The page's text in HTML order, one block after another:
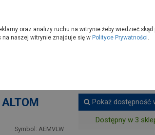
posiłków
Symbol: AEMVLW
Pokaż dostępność
Dostępny w 3
oraz analizy ruchu na witrynie żeby wiedzieć skąd
naszej witrynie znajduje się w Polityce Prywatności.